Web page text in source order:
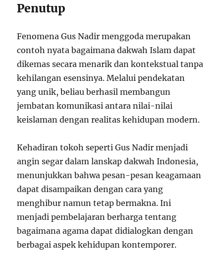
Penutup
Fenomena Gus Nadir menggoda merupakan
contoh nyata bagaimana dakwah Islam dapat
dikemas secara menarik dan kontekstual tanpa
kehilangan esensinya. Melalui pendekatan
yang unik, beliau berhasil membangun
jembatan komunikasi antara nilai-nilai
keislaman dengan realitas kehidupan modern.
Kehadiran tokoh seperti Gus Nadir menjadi
angin segar dalam lanskap dakwah Indonesia,
menunjukkan bahwa pesan-pesan keagamaan
dapat disampaikan dengan cara yang
menghibur namun tetap bermakna. Ini
menjadi pembelajaran berharga tentang
bagaimana agama dapat didialogkan dengan
berbagai aspek kehidupan kontemporer.